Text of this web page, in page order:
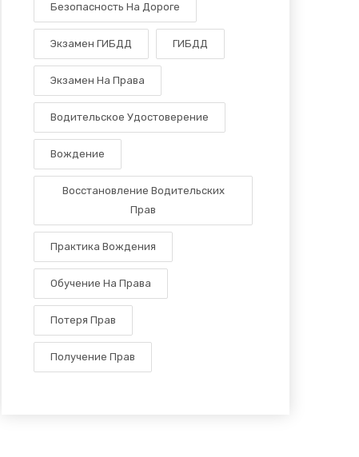
Безопасность На Дороге
Экзамен ГИБДД ГИБДД
Экзамен На Права
Водительское Удостоверение
Вождение
Восстановление Водительских
Прав
Практика Вождения
Обучение На Права
Потеря Прав
Получение Прав